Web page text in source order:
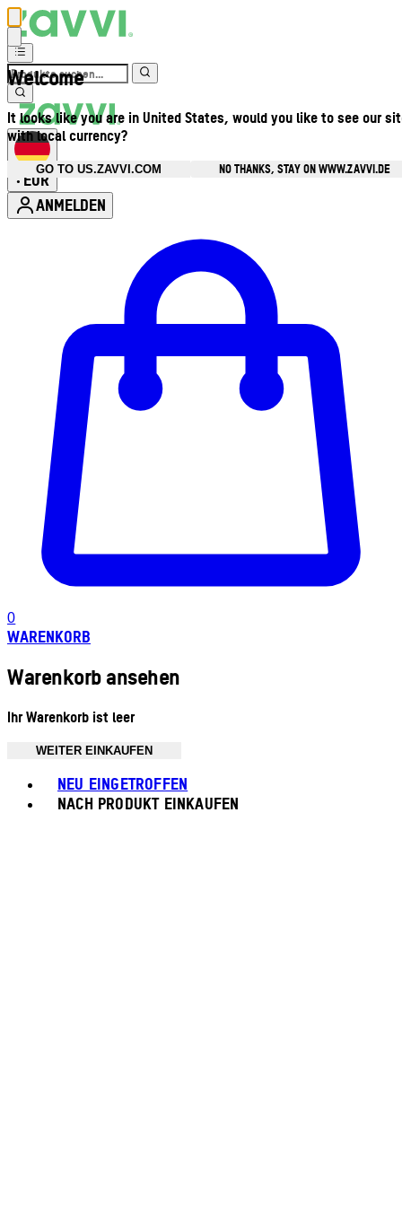
Welcome
It looks like you are in United States, would you like to see our
with local currency?
GO TO US.ZAVVI.COM
NO THANKS, STAY ON WWW.ZAVVI.DE
• EUR
ANMELDEN
0
WARENKORB
Warenkorb ansehen
Ihr Warenkorb ist leer
WEITER EINKAUFEN
NEU EINGETROFFEN
NACH PRODUKT EINKAUFEN